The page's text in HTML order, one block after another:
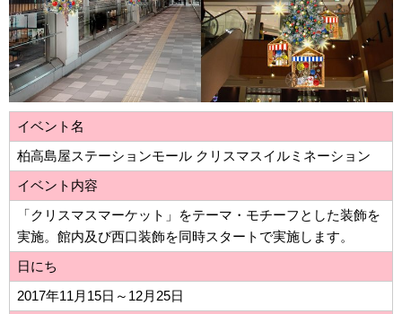
イベント名
柏高島屋ステーションモール クリスマスイルミネーション
イベント内容
「クリスマスマーケット」をテーマ・モチーフとした装飾を
実施。館内及び西口装飾を同時スタートで実施します。
日にち
2017年11月15日～12月25日